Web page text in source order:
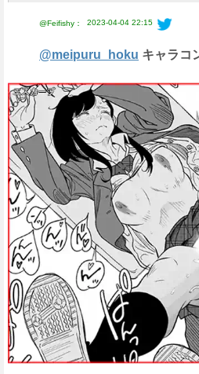
@Feifishy： 2023-04-04 22:15
@meipuru_hoku キャラコ